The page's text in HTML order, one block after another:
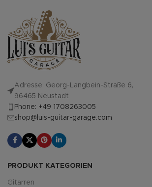
Adresse: Georg-Langbein-Straße 6,
96465 Neustadt
Phone: +49 1708263005
shop@luis-guitar-garage.com
PRODUKT KATEGORIEN
Gitarren